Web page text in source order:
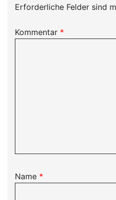
Erforderliche Felder sind
Kommentar *
Name *